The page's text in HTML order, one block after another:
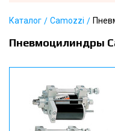
Каталог Camozzi
Пневмоцилиндры